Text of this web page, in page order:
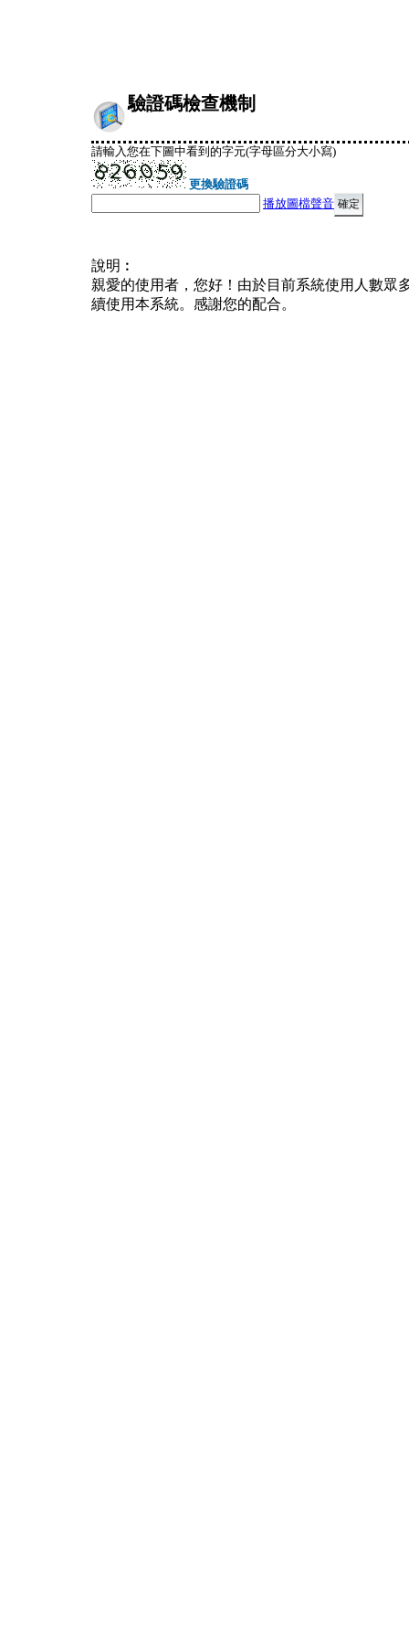
驗證碼檢查機制
請輸入您在下圖中看到的字元(字母區分大小寫)
更換驗證碼
播放圖檔聲音
說明︰
親愛的使用者，您好！由於目前系統使用人數眾
續使用本系統。感謝您的配合。